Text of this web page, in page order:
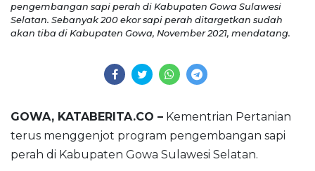
pengembangan sapi perah di Kabupaten Gowa Sulawesi
Selatan. Sebanyak 200 ekor sapi perah ditargetkan sudah
akan tiba di Kabupaten Gowa, November 2021, mendatang.
GOWA, KATABERITA.CO – Kementrian Pertanian
terus menggenjot program pengembangan sapi
perah di Kabupaten Gowa Sulawesi Selatan.